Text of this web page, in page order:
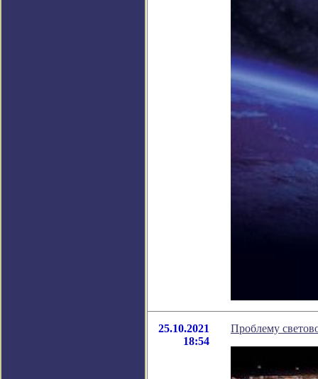
25.10.2021
18:54
Проблему